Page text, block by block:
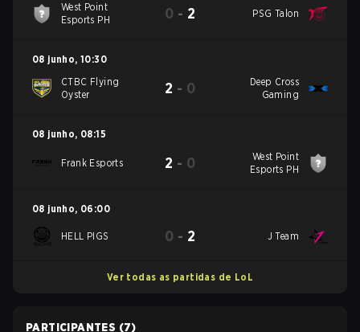
West Point
Esports PH
0 - 2 PSG Talon
08 junho, 10:30
CTBC Flying
Oyster
2 - 0
Deep Cross
Gaming
08 junho, 08:15
Frank Esports 2 - 0
West Point
Esports PH
08 junho, 06:00
HELL PIGS 0 - 2 J Team
Ver todas as partidas de LoL
PARTICIPANTES (7)